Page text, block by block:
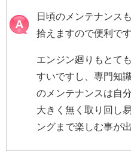
日頃のメンテナンス
拾えますので便利です
エンジン廻りもとて
すいですし、専門知
のメンテナンスは自
大きく無く取り回し
ングまで楽しむ事が